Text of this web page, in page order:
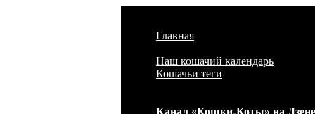
Главная
Наш кошачий календарь
Кошачьи теги
Канал «Кошки-Коты» на Дзене